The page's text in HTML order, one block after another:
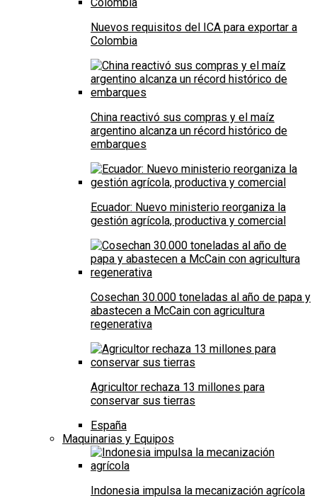
Nuevos requisitos del ICA para exportar a
Colombia
China reactivó sus compras y el maíz
argentino alcanza un récord histórico de
embarques
Ecuador: Nuevo ministerio reorganiza la
gestión agrícola, productiva y comercial
Cosechan 30.000 toneladas al año de papa y
abastecen a McCain con agricultura
regenerativa
Agricultor rechaza 13 millones para
conservar sus tierras
España
Maquinarias y Equipos
Indonesia impulsa la mecanización agrícola